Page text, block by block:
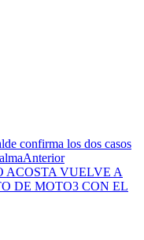
confirma los dos casos
Anterior
ACOSTA VUELVE A
DE MOTO3 CON EL